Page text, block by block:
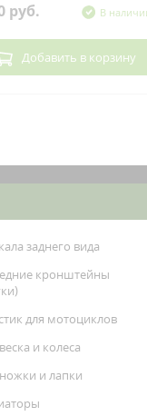
руб. В
Добавить в корзину
заднего вида
кронштейны
для мотоциклов
и колеса
и лапки